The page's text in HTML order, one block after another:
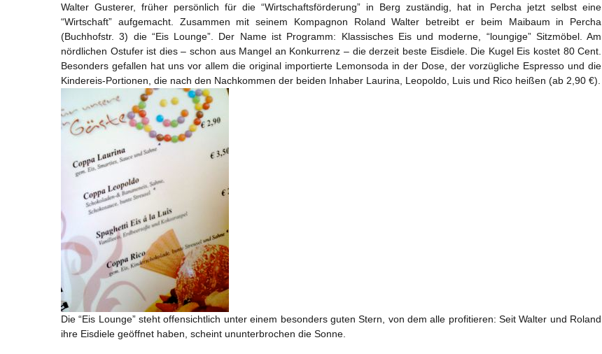
Walter Gusterer, früher persönlich für die “Wirtschaftsförderung” in Berg zuständig, hat in Percha jetzt selbst eine
“Wirtschaft” aufgemacht. Zusammen mit seinem Kompagnon Roland Walter betreibt er beim Maibaum in Percha
(Buchhofstr. 3) die “Eis Lounge”. Der Name ist Programm: Klassisches Eis und moderne, “loungige” Sitzmöbel. Am
nördlichen Ostufer ist dies – schon aus Mangel an Konkurrenz – die derzeit beste Eisdiele. Die Kugel Eis kostet 80 Cent.
Besonders gefallen hat uns vor allem die original importierte Lemonsoda in der Dose, der vorzügliche Espresso und die
Kindereis-Portionen, die nach den Nachkommen der beiden Inhaber Laurina, Leopoldo, Luis und Rico heißen (ab 2,90 €).
Die “Eis Lounge” steht offensichtlich unter einem besonders guten Stern, von dem alle profitieren: Seit Walter und Roland
ihre Eisdiele geöffnet haben, scheint ununterbrochen die Sonne.